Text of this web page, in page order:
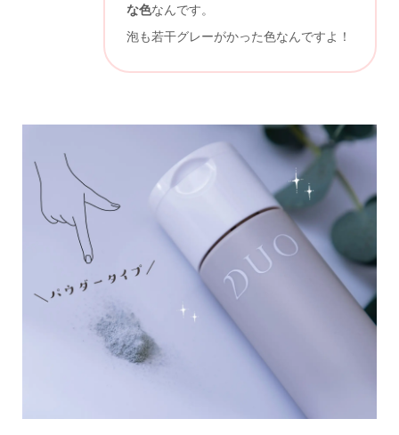
な色なんです。
泡も若干グレーがかった色なんですよ！